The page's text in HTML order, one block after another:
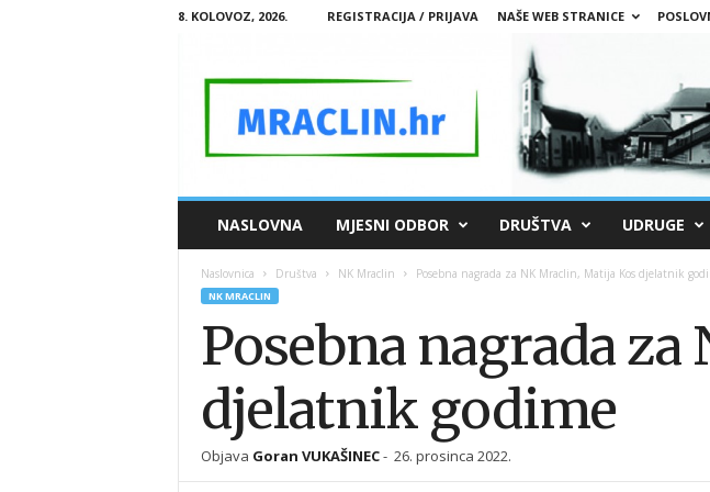
8. KOLOVOZ, 2026. REGISTRACIJA / PRIJAVA NAŠE WEB STRANICE
M
A
NASLOVNA MJESNI ODBOR DRUŠTVA UDRUGE
Naslovnica Društva NK Mraclin Posebna nagrada za NK Mraclin, Matija Kos djelatnik
NK MRACLIN
Posebna nagrada
djelatnik godime
Objava Goran VUKAŠINEC- 26. prosinca 2022.